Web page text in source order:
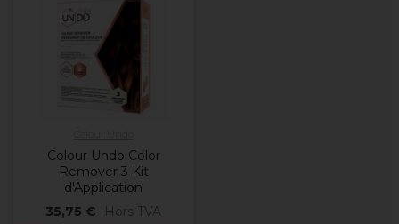
Colour Undo Color
Remover 3 Kit
d'Application
35,75 €
Hors TVA